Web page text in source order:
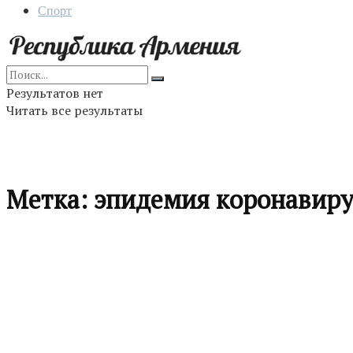
Спорт
Результатов нет
Читать все результаты
Метка: эпидемия